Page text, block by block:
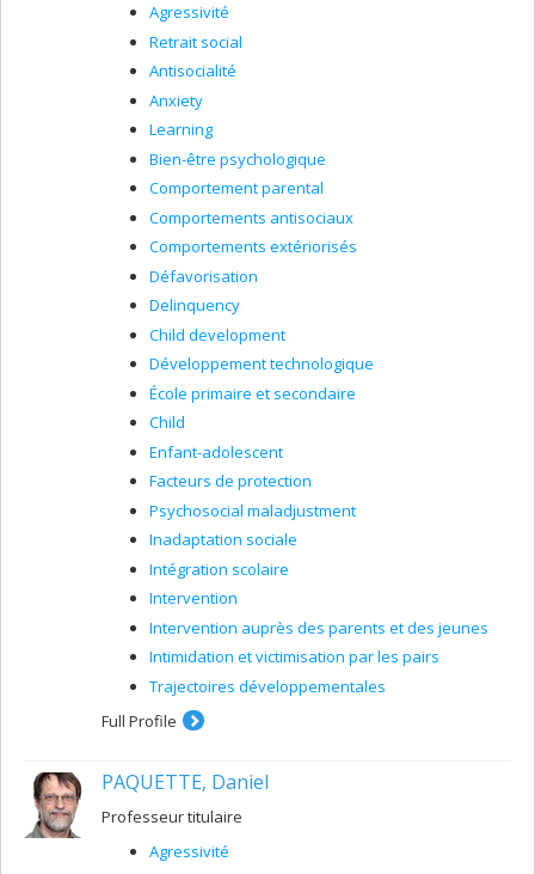
Agressivité
Retrait social
Antisocialité
Anxiety
Learning
Bien-être psychologique
Comportement parental
Comportements antisociaux
Comportements extériorisés
Défavorisation
Delinquency
Child development
Développement technologique
École primaire et secondaire
Child
Enfant-adolescent
Facteurs de protection
Psychosocial maladjustment
Inadaptation sociale
Intégration scolaire
Intervention
Intervention auprès des parents et des jeunes
Intimidation et victimisation par les pairs
Trajectoires développementales
Full Profile
PAQUETTE, Daniel
Professeur titulaire
Agressivité